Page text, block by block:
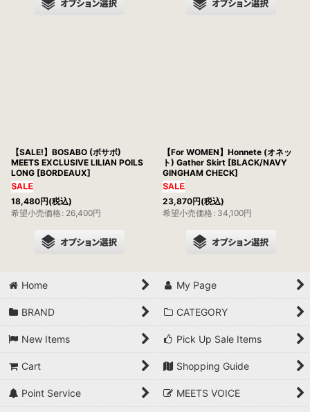
【SALE!】BOSABO (ボサボ)
MEETS EXCLUSIVE LILIAN POILS
LONG [BORDEAUX]
18,480円(税込)
希望小売価格 : 26,400円
【For WOMEN】Honnete (オネッ
ト) Gather Skirt [BLACK/NAVY
GINGHAM CHECK]
23,870円(税込)
希望小売価格 : 34,100円
Home My Page
BRAND CATEGORY
New Items Pick Up Sale Items
Cart Shopping Guide
Point Service MEETS VOICE